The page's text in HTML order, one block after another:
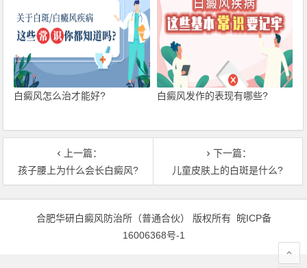
白癜风怎么治才能好? 白癜风发作的表现有哪些?
上一篇：
孩子腰上为什么会长白癜风?
下一篇：
儿童皮肤上的白斑是什么?
合肥华研白癜风防治所（普通合伙） 版权所有 皖ICP备
16006368号-1